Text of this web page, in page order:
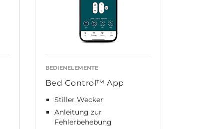
BEDIENELEMENTE
Bed Control™ App
Stiller Wecker
Anleitung zur
Fehlerbehebung